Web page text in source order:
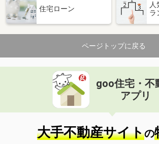
住宅ローン
人
ラ
ページトップに戻る
goo住宅・不
アプリ
大手不動産サイトの